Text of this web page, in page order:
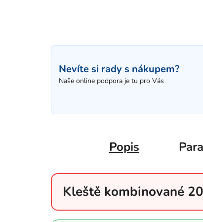
Nevíte si rady s nákupem?
Naše online podpora je tu pro Vás
Popis
Kleště kombinované